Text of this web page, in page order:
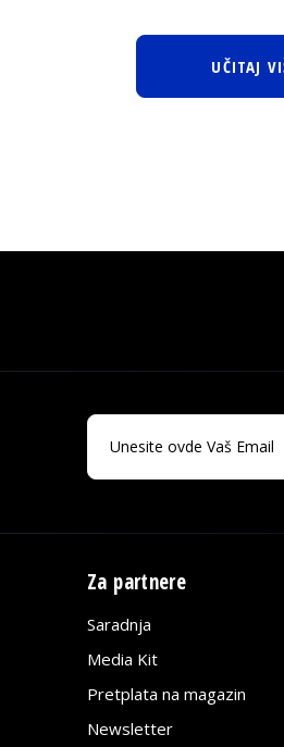
UČITAJ
Za partnere
Saradnja
Media Kit
Pretplata na magazin
Newsletter